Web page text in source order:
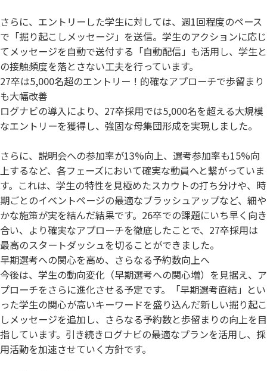
さらに、エントリーした学生に対しては、週1回程度のペース
で「掘り起こしメッセージ」を送信。学生のアクションに応じ
てメッセージを自動で送付する「自動配信」も活用し、学生と
の接触頻度を落とさない工夫を行っています。
27卒は5,000名超のエントリー！的確なアプローチで歩留まり
も大幅改善
ログナビの導入により、27卒採用では5,000名を超える大規模
なエントリーを獲得し、強固な母集団形成を実現しました。
さらに、説明会への参加率が13%向上、選考参加率も15%向
上するなど、各フェーズにおいて確実な動員へと繋がっていま
す。これは、学生の特性を見極めたスカウトの打ち分けや、時
期ごとのイベントページの最適なブラッシュアップなど、細や
かな施策が実を結んだ結果です。26卒での課題にいち早く向き
合い、より確実なアプローチを徹底したことで、27卒採用は
最高のスタートダッシュを切ることができました。
早期選考への関心を高め、さらなる予約数向上へ
今後は、学生の動向変化（早期選考への関心増）を見据え、ア
プローチをさらに進化させる予定です。「早期選考直結」とい
った学生の関心が高いキーワードを盛り込んだ新しい掘り起こ
しメッセージを追加し、さらなる予約数と歩留まりの向上を目
指しています。引き続きログナビの最適なプランを活用し、採
用活動を加速させていく方針です。